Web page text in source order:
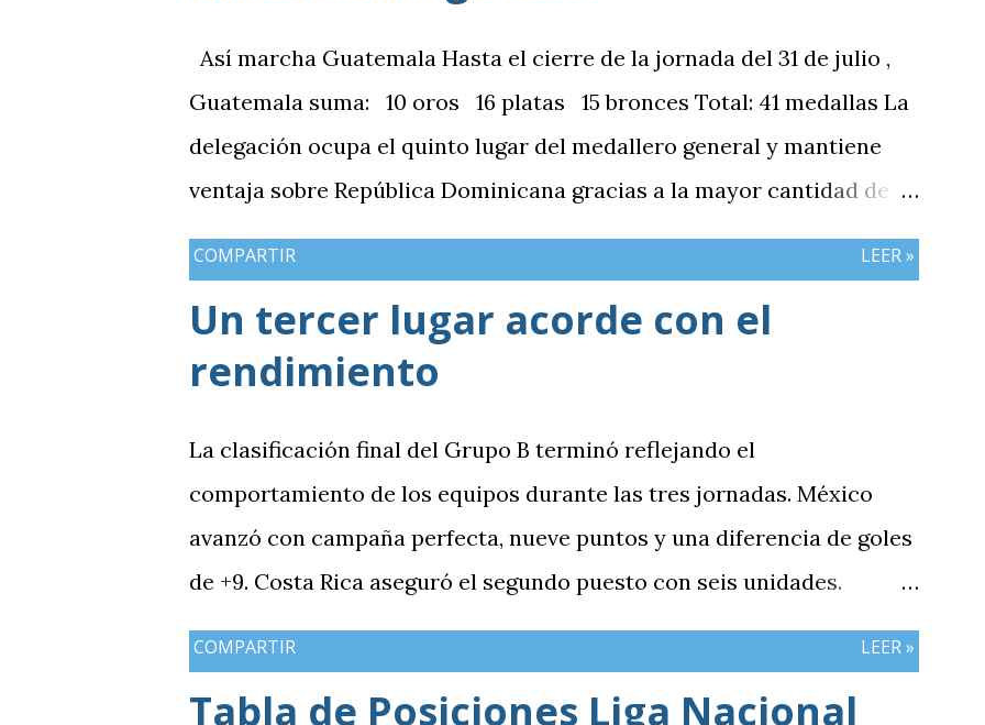
Así marcha Guatemala Hasta el cierre de la jornada del 31 de julio ,
Guatemala suma: 10 oros 16 platas 15 bronces Total: 41 medallas La
delegación ocupa el quinto lugar del medallero general y mantiene
ventaja sobre República Dominicana gracias a la mayor cantidad de
medallas de plata, aunque ambos países registran el mismo número
de oros (10).
COMPARTIR LEER »
Un tercer lugar acorde con el
rendimiento
La clasificación final del Grupo B terminó reflejando el
comportamiento de los equipos durante las tres jornadas. México
avanzó con campaña perfecta, nueve puntos y una diferencia de goles
de +9. Costa Rica aseguró el segundo puesto con seis unidades.
Guatemala finalizó tercera con tres puntos y diferencia de -1,
mientras Antigua y Barbuda cerró sin sumar. ¿Por qué Guatemala
terminó tercera y dependió de otros resultados? Porque el equipo
COMPARTIR LEER »
Tabla de Posiciones Liga Nacional